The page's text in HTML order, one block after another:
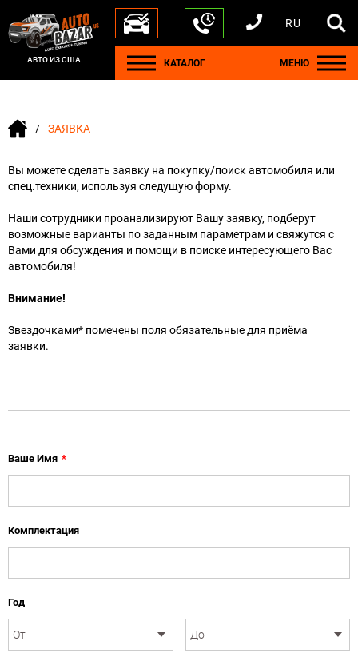
АВТО ИЗ США
+1 440 212 5612
+380 63 445 8605
---
+7 701 784 4450
+375 17 337 2065
RU
КАТАЛОГ МЕНЮ
ЗАЯВКА
Вы можете сделать заявку на покупку/поиск автомобиля или
спец.техники, используя следущую форму.
Наши сотрудники проанализируют Вашу заявку, подберут
возможные варианты по заданным параметрам и свяжутся с
Вами для обсуждения и помощи в поиске интересующего Вас
автомобиля!
Внимание!
Звездочками* помечены поля обязательные для приёма
заявки.
Ваше Имя *
Комплектация
Год